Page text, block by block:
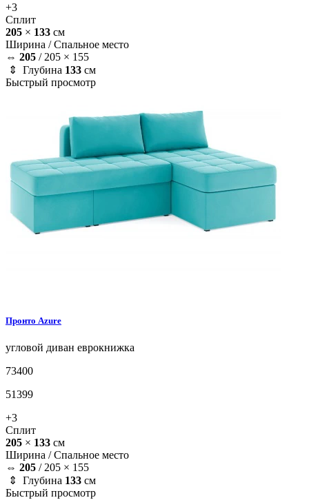
+3
Сплит
205 × 133 см
Ширина /Спальное место
⇔ 205 / 205 × 155
⇕ Глубина 133 см
Быстрый просмотр
Пронто Azure
угловой диван еврокнижка
73400
51399
+3
Сплит
205 × 133 см
Ширина /Спальное место
⇔ 205 / 205 × 155
⇕ Глубина 133 см
Быстрый просмотр